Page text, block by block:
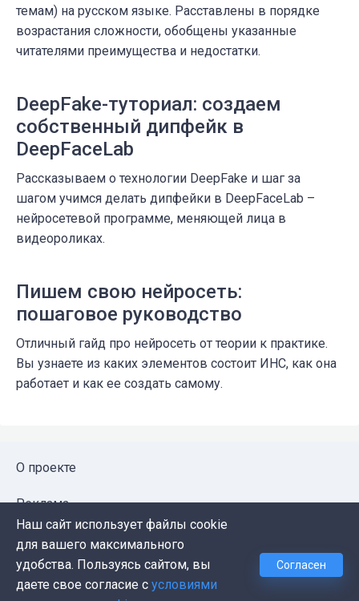
темам) на русском языке. Расставлены в порядке
возрастания сложности, обобщены указанные
читателями преимущества и недостатки.
DeepFake-туториал: создаем
собственный дипфейк в
DeepFaceLab
Рассказываем о технологии DeepFake и шаг за
шагом учимся делать дипфейки в DeepFaceLab –
нейросетевой программе, меняющей лица в
видеороликах.
Пишем свою нейросеть:
пошаговое руководство
Отличный гайд про нейросеть от теории к практике.
Вы узнаете из каких элементов состоит ИНС, как она
работает и как ее создать самому.
О проекте
Реклама
Публичная оферта
Политика конфиденциальности
Наш сайт использует файлы cookie
для вашего максимального
удобства. Пользуясь сайтом, вы
даете свое согласие с условиями
Согласен